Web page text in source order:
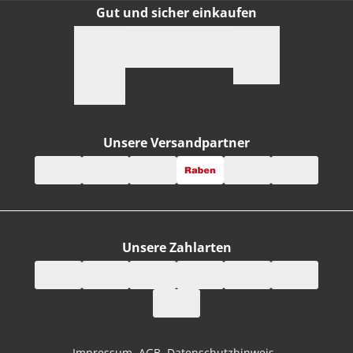
Gut und sicher einkaufen
Unsere Zahlarten
Unsere Versandpartner